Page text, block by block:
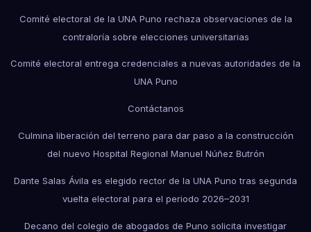
Comité electoral de la UNA Puno rechaza observaciones de la
contraloría sobre elecciones universitarias
Comité electoral entrega credenciales a nuevas autoridades de la
UNA Puno
Contáctanos
Culmina liberación del terreno para dar paso a la construcción
del nuevo Hospital Regional Manuel Núñez Butrón
Dante Salas Ávila es elegido rector de la UNA Puno tras segunda
vuelta electoral para el periodo 2026–2031
Decano del colegio de abogados de Puno solicita investigar